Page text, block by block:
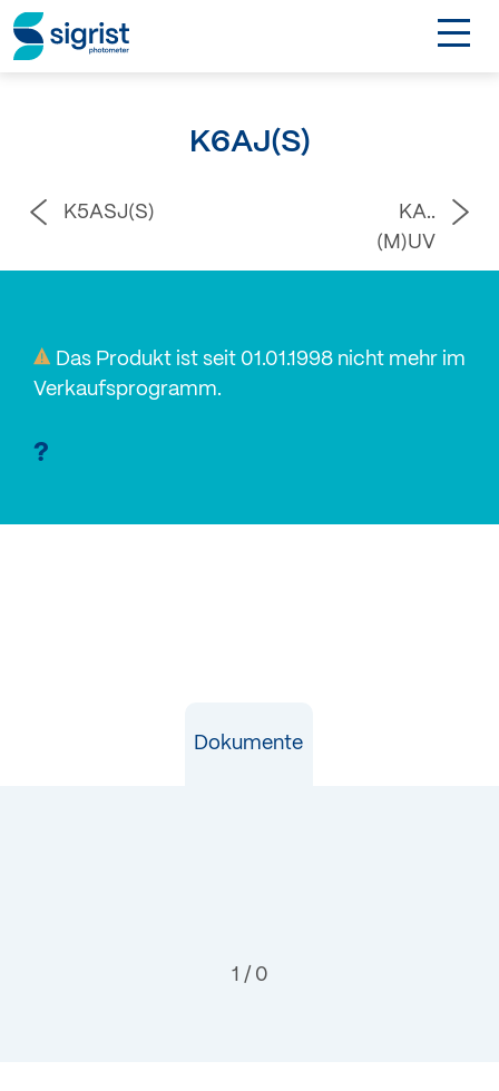
Produkte
EN
K6AJ(S)
K5ASJ(S)
KA..
(M)UV
Das Produkt ist seit 01.01.1998 nicht mehr im
Verkaufsprogramm.
?
Dokumente
1 / 0